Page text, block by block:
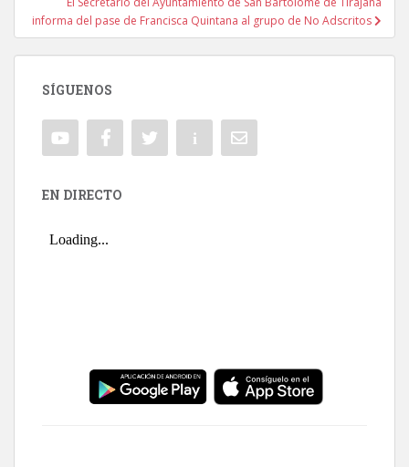
informa del pase de Francisca Quintana al grupo de No Adscritos
SÍGUENOS
EN DIRECTO